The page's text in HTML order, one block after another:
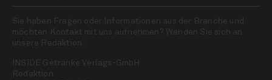
Sie haben Fragen oder Informationen aus der Branche und
möchten Kontakt mit uns aufnehmen? Wenden Sie sich an
unsere Redaktion:
INSIDE Getränke Verlags-GmbH
Redaktion